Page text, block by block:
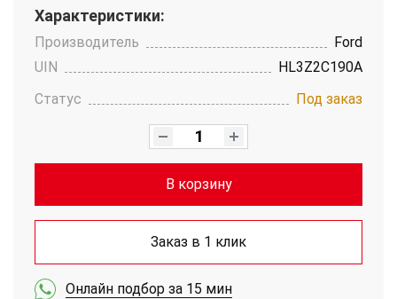
Характеристики:
Производитель
Ford
UIN
HL3Z2C190A
Статус
Под заказ
В корзину
Заказ в 1 клик
Онлайн подбор за 15 мин